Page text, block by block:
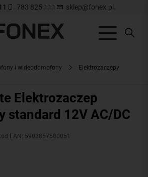
783 825 111 sklep@fonex.pl
i wideodomofony Elektrozaczepy
Elektrozaczep
standard 12V AC/DC
EAN: 5903857580051